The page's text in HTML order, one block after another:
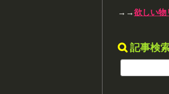
→→欲しい物
記事検